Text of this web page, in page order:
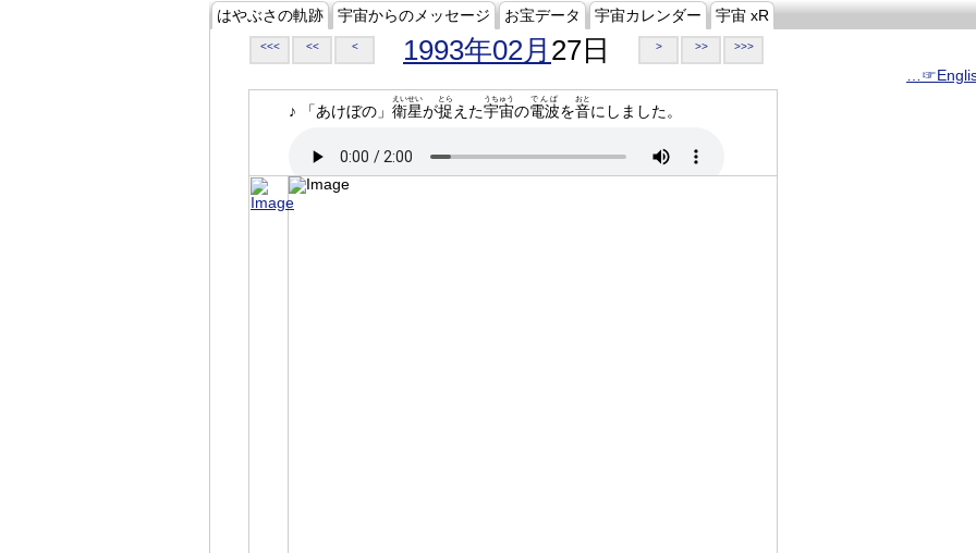
はやぶさの軌跡 宇宙からのメッセージ お宝データ 宇宙カレンダー 宇宙 xR
<<< << < 1993年02月 27日 > >> >>>
♪ 「あけぼの」 衛星
えいせい
が捉
とら
えた宇宙
うちゅう
の電波
でんぱ
を音
おと
にしました。